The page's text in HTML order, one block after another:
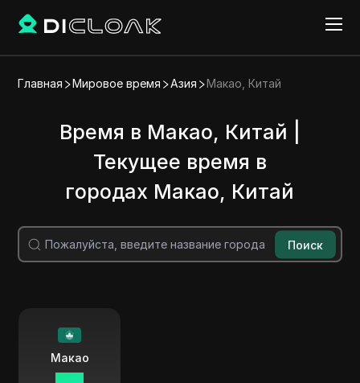
Главная Мировое время Азия Макао, Китай
Время в Макао, Китай |
Текущее время в
городах Макао, Китай
Поиск
Макао